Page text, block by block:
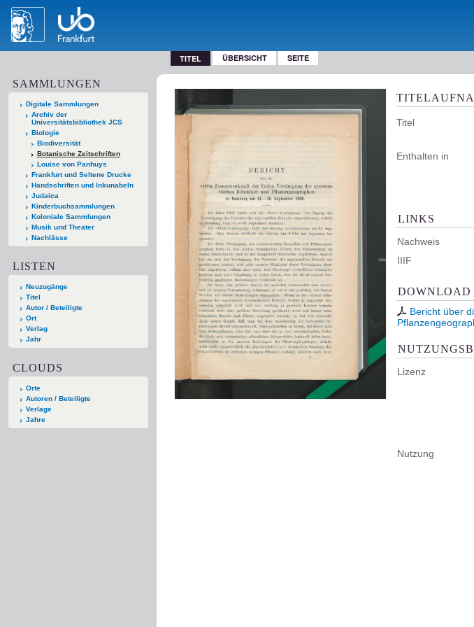
TITEL ÜBERSICHT SEITE
SAMMLUNGEN
Digitale Sammlungen
Archiv der
Universitätsbibliothek JCS
Biologie
Biodiversität
Botanische Zeitschriften
Louise von Panhuys
Frankfurt und Seltene Drucke
Handschriften und Inkunabeln
Judaica
Kinderbuchsammlungen
Koloniale Sammlungen
Musik und Theater
Nachlässe
LISTEN
Neuzugänge
Titel
Autor / Beteiligte
Ort
Verlag
Jahr
CLOUDS
Orte
Autoren / Beteiligte
Verlage
Jahre
Titel
Enthalten in
LINKS
Nachweis
IIIF
DOWNLOAD
Bericht über
Lizenz
Nutzung